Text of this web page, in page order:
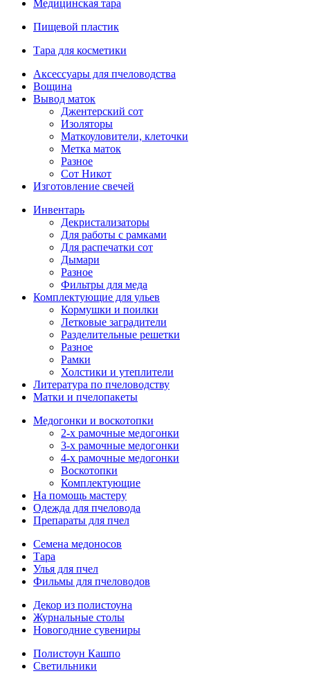
Медицинская тара
Пищевой пластик
Тара для косметики
Аксессуары для пчеловодства
Вощина
Вывод маток
Джентерский сот
Изоляторы
Маткоуловители, клеточки
Метка маток
Разное
Сот Никот
Изготовление свечей
Инвентарь
Декристализаторы
Для работы с рамками
Для распечатки сот
Дымари
Разное
Фильтры для меда
Комплектующие для ульев
Кормушки и поилки
Летковые заградители
Разделительные решетки
Разное
Рамки
Холстики и утеплители
Литература по пчеловодству
Матки и пчелопакеты
Медогонки и воскотопки
2-х рамочные медогонки
3-х рамочные медогонки
4-х рамочные медогонки
Воскотопки
Комплектующие
На помощь мастеру
Одежда для пчеловода
Препараты для пчел
Семена медоносов
Тара
Улья для пчел
Фильмы для пчеловодов
Декор из полистоуна
Журнальные столы
Новогодние сувениры
Полистоун Кашпо
Светильники